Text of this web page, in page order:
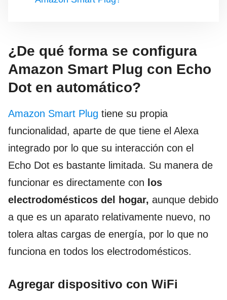
¿De qué forma se configura
Amazon Smart Plug con Echo
Dot en automático?
Amazon Smart Plug tiene su propia
funcionalidad, aparte de que tiene el Alexa
integrado por lo que su interacción con el
Echo Dot es bastante limitada. Su manera de
funcionar es directamente con los
electrodomésticos del hogar, aunque debido
a que es un aparato relativamente nuevo, no
tolera altas cargas de energía, por lo que no
funciona en todos los electrodomésticos.
Agregar dispositivo con WiFi